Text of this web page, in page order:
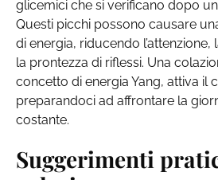
glicemici che si verificano dopo
Questi picchi possono causare
di energia, riducendo
la prontezza di riflessi. Una
concetto di energia Yang, attiva il
preparandoci ad affrontare la
costante.
Suggerimenti